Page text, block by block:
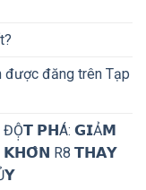
được đăng trên Tạp
𝗣𝗛Á: 𝗚𝗜Ả𝗠
𝗞𝗛𝗢̂𝗡 R8 𝗧𝗛𝗔𝗬